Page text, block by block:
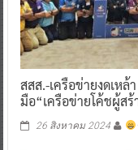
สสส.-เครือข่ายงดเห
มือ“เครือข่ายโค้ชผู้สร้
26 สิงหาคม 2024